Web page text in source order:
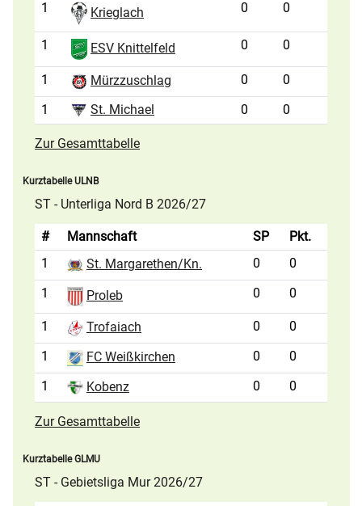
1 Krieglach 0 0
1 ESV Knittelfeld 0 0
1 Mürzzuschlag 0
0
1
St. Michael 0 0
Zur Gesamttabelle
Kurztabelle ULNB
ST - Unterliga Nord B 2026/27
# Mannschaft SP
Pkt.
1
St. Margarethen/Kn. 0
0
1
Proleb 0 0
1 Trofaiach 0
0
1
FC Weißkirchen 0
0
1
Kobenz 0 0
Zur Gesamttabelle
Kurztabelle GLMU
ST - Gebietsliga Mur 2026/27